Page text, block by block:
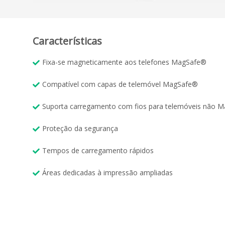
Características
Fixa-se magneticamente aos telefones MagSafe®
Compatível com capas de telemóvel MagSafe®
Suporta carregamento com fios para telemóveis não
Proteção da segurança
Tempos de carregamento rápidos
Áreas dedicadas à impressão ampliadas